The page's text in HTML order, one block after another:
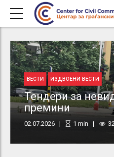
ВЕСТИ ИЗДВОЕНИ ВЕСТИ
Тендери за
премини
02.07.2026 1 min